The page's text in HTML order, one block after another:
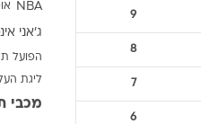
ענפים נוספים
לוח שידורים
9
8
7
6
NBA
ג'אני
הפועל
ליגת
מכבי